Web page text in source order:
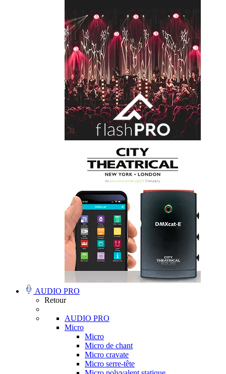
AUDIO PRO
Retour
AUDIO PRO
Micro
Micro
Micro de chant
Micro cravate
Micro serre-tête